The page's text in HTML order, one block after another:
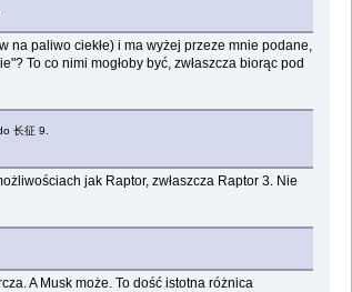
paliwo ciekłe) i ma wyżej przeze mnie podane,
To co nimi mogłoby być, zwłaszcza biorąc pod
长征 9.
jak Raptor, zwłaszcza Raptor 3. Nie
A Musk może. To dość istotna różnica